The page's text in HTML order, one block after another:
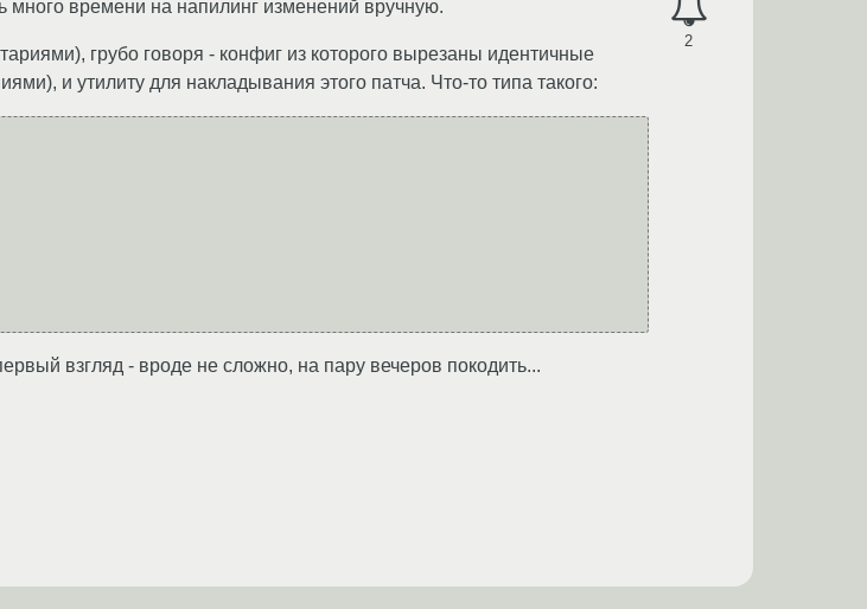
2
много времени на напилинг изменений вручную.
грубо говоря - конфиг из которого вырезаны идентичные
и утилиту для накладывания этого патча. Что-то типа такого:
взгляд - вроде не сложно, на пару вечеров покодить...